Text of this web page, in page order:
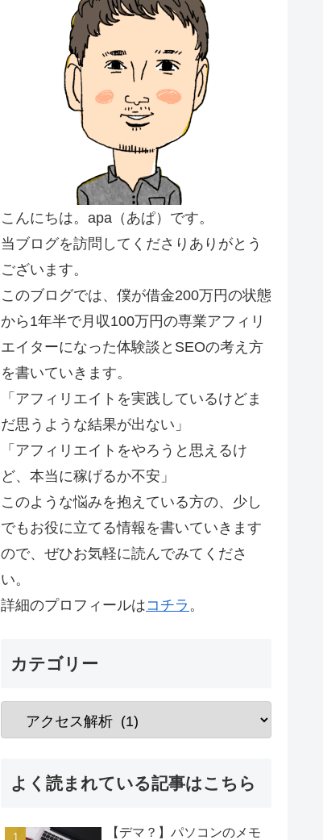
こんにちは。apa（あぱ）です。
当ブログを訪問してくださりありがとう
ございます。
このブログでは、僕が借金200万円の状態
から1年半で月収100万円の専業アフィリ
エイターになった体験談とSEOの考え方
を書いていきます。
「アフィリエイトを実践しているけどま
だ思うような結果が出ない」
「アフィリエイトをやろうと思えるけ
ど、本当に稼げるか不安」
このような悩みを抱えている方の、少し
でもお役に立てる情報を書いていきます
ので、ぜひお気軽に読んでみてくださ
い。
詳細のプロフィールはコチラ 。
カテゴリー
よく読まれている記事はこちら
【デマ？】パソコンのメモ